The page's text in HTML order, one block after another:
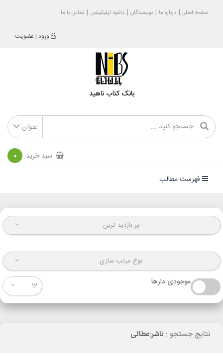
صفحه اصلی درباره ما نویسندگان دانلود اپلیکیشن تماس با ما
ورود |عضویت
بانک کتاب ناهید
عنوان
سبد خرید 0
فهرست مطالب
پر بازدید ترین
نوع مرتب سازی
موجودی دارها 12
نتایج جستجو : ناشر:عطائی